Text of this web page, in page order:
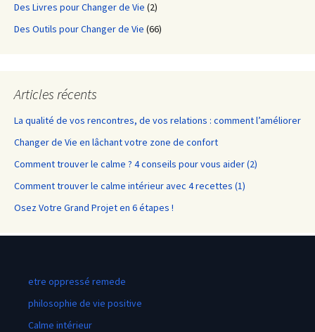
Des Livres pour Changer de Vie (2)
Des Outils pour Changer de Vie (66)
Articles récents
La qualité de vos rencontres, de vos relations : comment l’améliorer
Changer de Vie en lâchant votre zone de confort
Comment trouver le calme ? 4 conseils pour vous aider (2)
Comment trouver le calme intérieur avec 4 recettes (1)
Osez Votre Grand Projet en 6 étapes !
etre oppressé remede
philosophie de vie positive
Calme intérieur